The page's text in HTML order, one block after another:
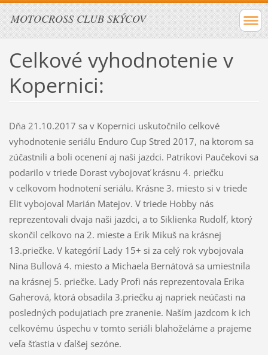
MOTOCROSS CLUB SKÝCOV
Celkové vyhodnotenie v
Kopernici:
Dňa 21.10.2017 sa v Kopernici uskutočnilo celkové
vyhodnotenie seriálu Enduro Cup Stred 2017, na ktorom sa
zúčastnili a boli ocenení aj naši jazdci. Patrikovi Paučekovi sa
podarilo v triede Dorast vybojovať krásnu 4. priečku
v celkovom hodnotení seriálu. Krásne 3. miesto si v triede
Elit vybojoval Marián Matejov. V triede Hobby nás
reprezentovali dvaja naši jazdci, a to Siklienka Rudolf, ktorý
skončil celkovo na 2. mieste a Erik Mikuš na krásnej
13.priečke. V kategórií Lady 15+ si za celý rok vybojovala
Nina Bullová 4. miesto a Michaela Bernátová sa umiestnila
na krásnej 5. priečke. Lady Profi nás reprezentovala Erika
Gaherová, ktorá obsadila 3.priečku aj napriek neúčasti na
posledných podujatiach pre zranenie. Naším jazdcom k ich
celkovému úspechu v tomto seriáli blahoželáme a prajeme
veľa šťastia v ďalšej sezóne.